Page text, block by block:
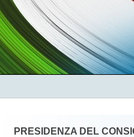
PRESIDENZA DEL